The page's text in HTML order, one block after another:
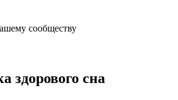
сообществу
здорового сна